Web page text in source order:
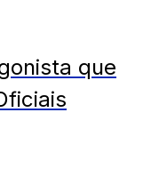
que